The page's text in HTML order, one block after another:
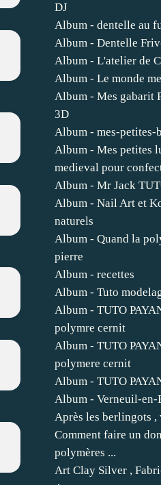
DJ
Album - dentelle au
Album - Dentelle
Album - L'atelier de
Album - Le monde
Album - Mes gabarit
3D
Album - mes-petites-
Album - Mes petites
medieval pour
Album - Mr Jack
Album - Nail Art et
naturels
Album - Quand la
pierre
Album - recettes
Album - Tuto
Album - TUTO
polymre cernit
Album - TUTO
polymere cernit
Album - TUTO
Album - Verneuil-en-
Après les berlingots
Comment faire un
polymères ...
Art Clay Silver ,